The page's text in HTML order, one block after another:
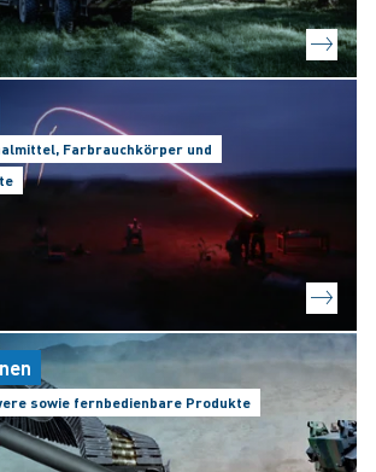
Farbrauchkörper und
sowie fernbedienbare Produkte